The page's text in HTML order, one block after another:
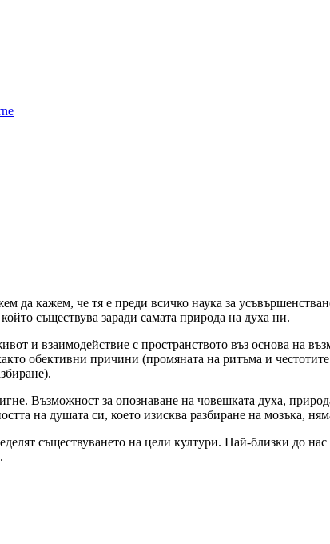
да кажем, че тя е преди всичко наука за
който съществува заради самата природа на духа ни.
и взаимодействие с пространството въз основа на
обективни причини (промяната на ритъма и
Възможност за опознаване на човешката духа,
на душата си, което изисква разбиране на мозъка,
съществуването на цели култури. Най-близки до